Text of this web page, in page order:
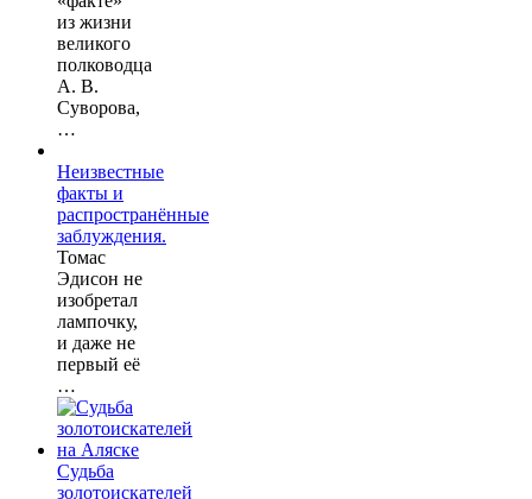
из жизни
великого
полководца
А. В.
Суворова,
…
Неизвестные
факты и
распространённые
заблуждения.
Томас
Эдисон не
изобретал
лампочку,
и даже не
первый её
…
Судьба
золотоискателей